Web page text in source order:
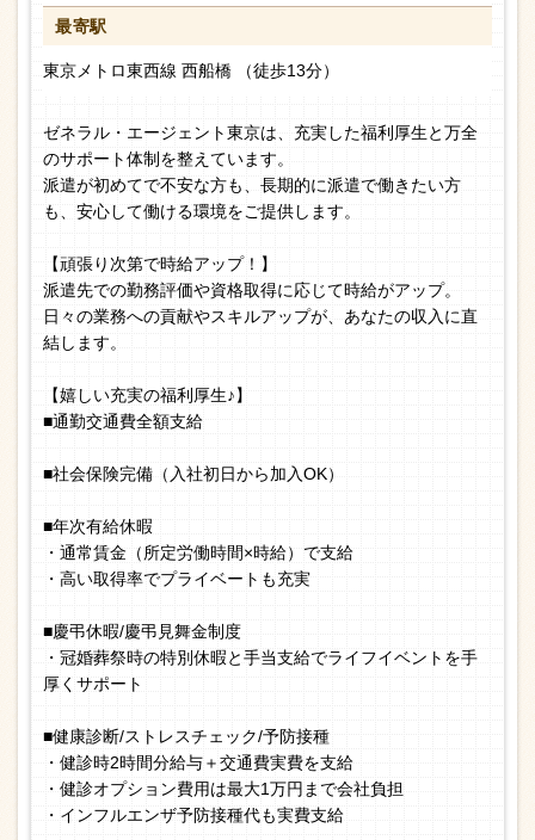
最寄駅
東京メトロ東西線 西船橋 （徒歩13分）
ゼネラル・エージェント東京は、充実した福利厚生と万全
のサポート体制を整えています。
派遣が初めてで不安な方も、長期的に派遣で働きたい方
も、安心して働ける環境をご提供します。
【頑張り次第で時給アップ！】
派遣先での勤務評価や資格取得に応じて時給がアップ。
日々の業務への貢献やスキルアップが、あなたの収入に直
結します。
【嬉しい充実の福利厚生♪】
■通勤交通費全額支給
■社会保険完備（入社初日から加入OK）
■年次有給休暇
・通常賃金（所定労働時間×時給）で支給
・高い取得率でプライベートも充実
■慶弔休暇/慶弔見舞金制度
・冠婚葬祭時の特別休暇と手当支給でライフイベントを手
厚くサポート
■健康診断/ストレスチェック/予防接種
・健診時2時間分給与＋交通費実費を支給
・健診オプション費用は最大1万円まで会社負担
・インフルエンザ予防接種代も実費支給